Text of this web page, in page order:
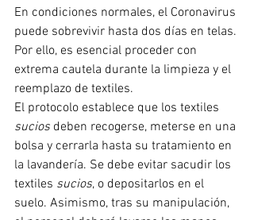
En condiciones normales, el Coronavirus
puede sobrevivir hasta dos días en telas.
Por ello, es esencial proceder con
extrema cautela durante la limpieza y el
reemplazo de textiles.
El protocolo establece que los textiles
sucios deben recogerse, meterse en una
bolsa y cerrarla hasta su tratamiento en
la lavandería. Se debe evitar sacudir los
textiles sucios, o depositarlos en el
suelo. Asimismo, tras su manipulación,